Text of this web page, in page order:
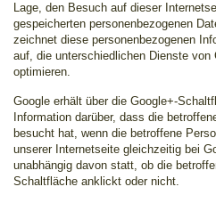
Lage, den Besuch auf dieser
gespeicherten personenbezogenen
zeichnet diese personenbezogenen
auf, die unterschiedlichen Dienste
optimieren.
Google erhält über die Google+-
Information darüber, dass die
besucht hat, wenn die betroffene
unserer Internetseite gleichzeitig bei
unabhängig davon statt, ob die
Schaltfläche anklickt oder nicht.